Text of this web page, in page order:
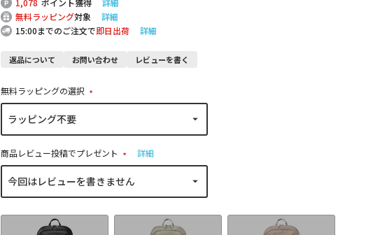
無料ラッピング対象
詳細
15:00までのご注文で即日出荷 詳細
返品について お問い合わせ レビューを書く
無料ラッピングの選択
(
)
商品レビュー投稿でプレゼント
(
必
)
詳細